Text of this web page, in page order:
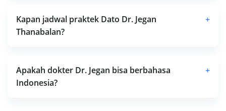
Kapan jadwal praktek Dato Dr. Jegan
Thanabalan?
+
Apakah dokter Dr. Jegan bisa berbahasa
Indonesia?
+